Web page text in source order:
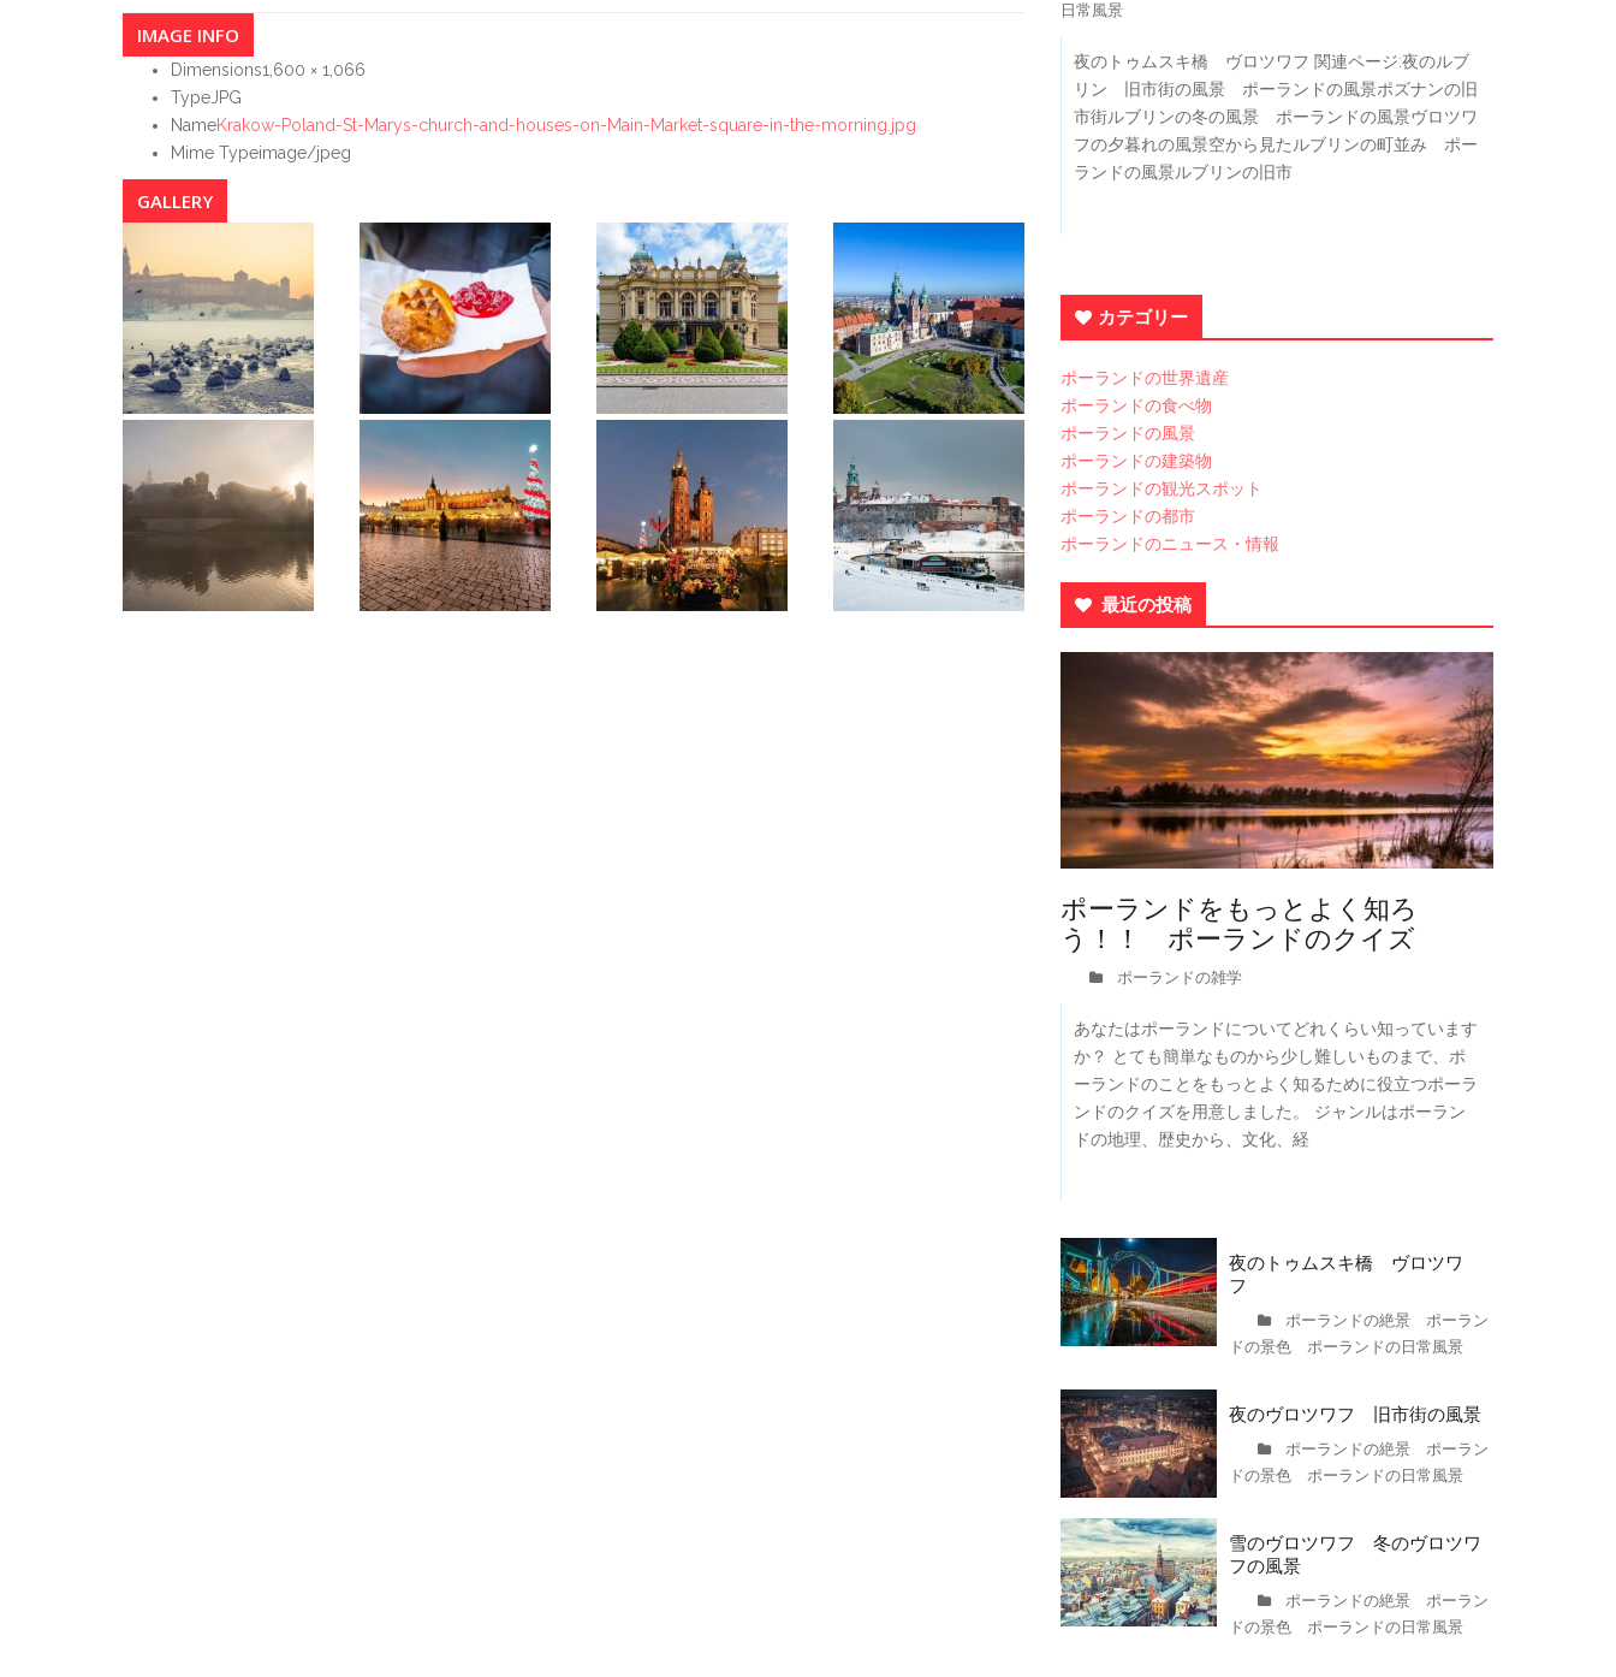
IMAGE INFO
Dimensions1,600 × 1,066
Type JPG
NameKrakow-Poland-St-Marys-church-and-houses-on-Main-Market-square-in-the-morning.jpg
Mime Typeimage/jpeg
GALLERY
日常風景
夜のトゥムスキ橋 ヴロツワフ 関連ページ:夜のルブ
リン 旧市街の風景 ポーランドの風景ポズナンの旧
市街ルブリンの冬の風景 ポーランドの風景ヴロツワ
フの夕暮れの風景空から見たルブリンの町並み ポー
ランドの風景ルブリンの旧市
カテゴリー
ポーランドの世界遺産
ポーランドの食べ物
ポーランドの風景
ポーランドの建築物
ポーランドの観光スポット
ポーランドの都市
ポーランドのニュース・情報
最近の投稿
ポーランドをもっとよく知ろ
う！！ ポーランドのクイズ
ポーランドの雑学
あなたはポーランドについてどれくらい知っています
か？ とても簡単なものから少し難しいものまで、ポ
ーランドのことをもっとよく知るために役立つポーラ
ンドのクイズを用意しました。 ジャンルはポーラン
ドの地理、歴史から、文化、経
夜のトゥムスキ橋 ヴロツワ
フ
ポーランドの絶景 ポーラン
ドの景色 ポーランドの日常風景
夜のヴロツワフ 旧市街の風景
ポーランドの絶景 ポーラン
ドの景色 ポーランドの日常風景
雪のヴロツワフ 冬のヴロツワ
フの風景
ポーランドの絶景 ポーラン
ドの景色 ポーランドの日常風景